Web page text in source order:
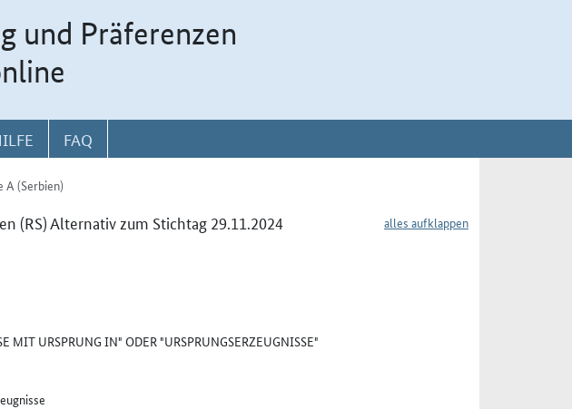
und Präferenzen
FAQ
A (Serbien)
alles aufklappen
(RS) Alternativ zum Stichtag 29.11.2024
MIT URSPRUNG IN" ODER "URSPRUNGSERZEUGNISSE"